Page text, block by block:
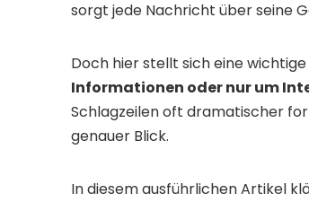
sorgt jede Nachricht über seine
Doch hier stellt sich eine wichtige
Informationen oder nur um
Schlagzeilen oft dramatischer
genauer Blick.
In diesem ausführlichen Artikel